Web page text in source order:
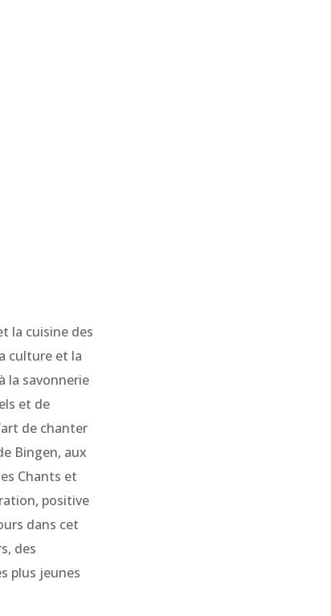
la cuisine des
culture et la
la savonnerie
et de
de chanter
Bingen, aux
Chants et
positive
dans cet
des
plus jeunes